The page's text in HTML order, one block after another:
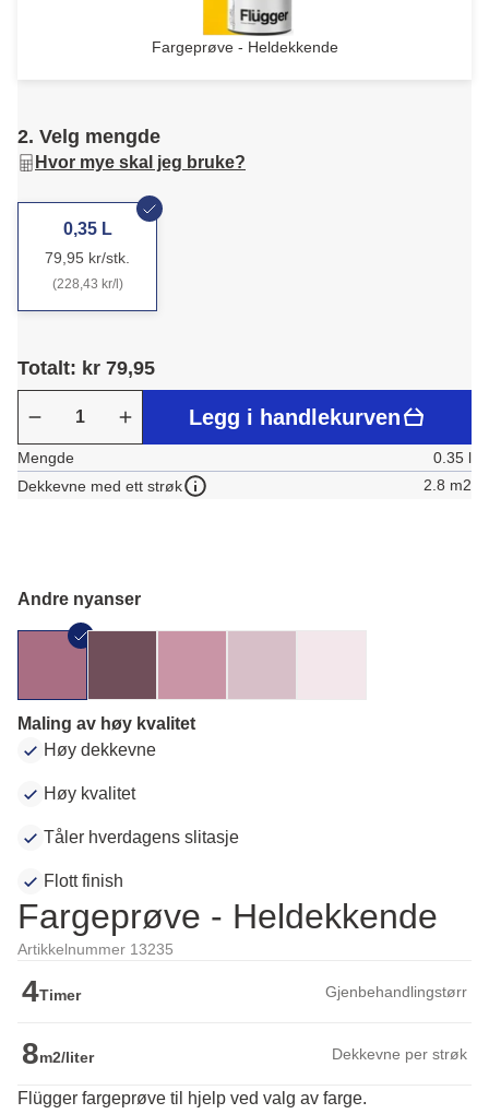
Fargeprøve - Heldekkende
2. Velg mengde
Hvor mye skal jeg bruke?
0,35 L
79,95 kr/stk.
(228,43 kr/l)
Totalt: kr 79,95
Legg i handlekurven
Mengde
0.35 l
Dekkevne med ett strøk
2.8 m2
Andre nyanser
Maling av høy kvalitet
Høy dekkevne
Høy kvalitet
Tåler hverdagens slitasje
Flott finish
Fargeprøve - Heldekkende
Artikkelnummer 13235
4Timer Gjenbehandlingstørr
8m2/liter Dekkevne per strøk
Flügger fargeprøve til hjelp ved valg av farge.